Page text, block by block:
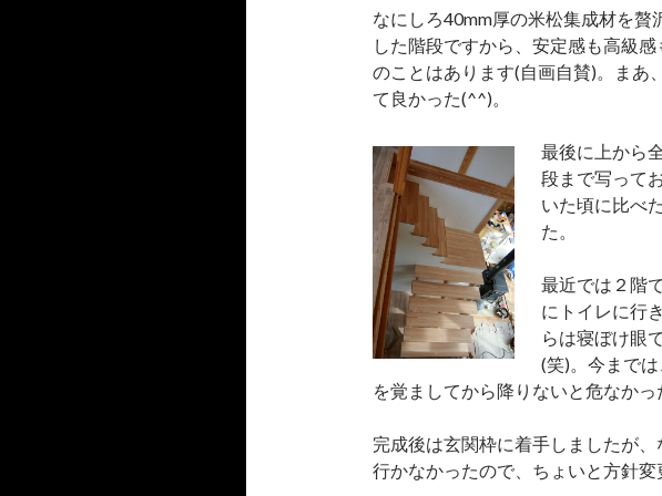
なにしろ40mm厚の米松集成材を贅
した階段ですから、安定感も高級
のことはあります(自画自賛)。まあ
て良かった(^^)。
最後に上から
段まで写って
いた頃に比べ
た。
最近では２階
にトイレに行
らは寝ぼけ眼
(笑)。今まで
を覚ましてから降りないと危なかっ
完成後は玄関枠に着手しましたが
行かなかったので、ちょいと方針変